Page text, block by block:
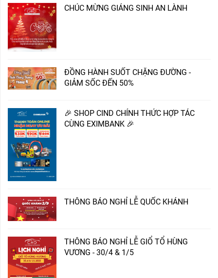
CHÚC MỪNG GIÁNG SINH AN LÀNH
ĐỒNG HÀNH SUỐT CHẶNG ĐƯỜNG -
GIẢM SỐC ĐẾN 50%
🎉 SHOP CIND CHÍNH THỨC HỢP TÁC
CÙNG EXIMBANK 🎉
THÔNG BÁO NGHỈ LỄ QUỐC KHÁNH
THÔNG BÁO NGHỈ LỄ GIỔ TỔ HÙNG
VƯƠNG - 30/4 & 1/5